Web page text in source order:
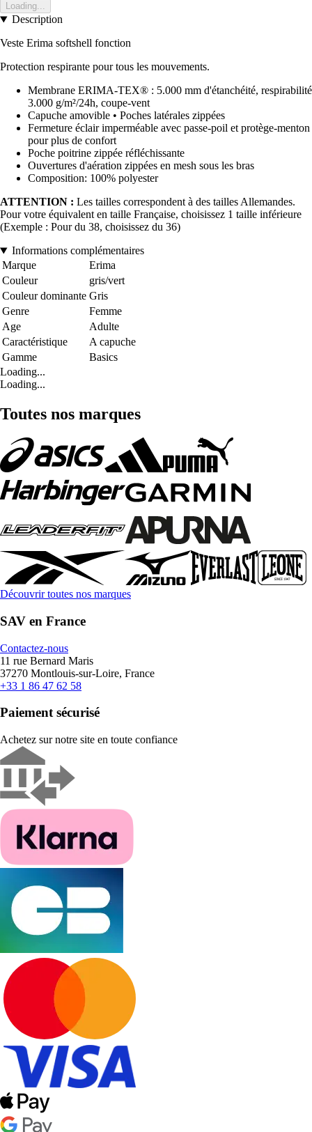
Loading...
Description
Veste Erima softshell fonction
Protection respirante pour tous les mouvements.
Membrane ERIMA-TEX® : 5.000 mm d'étanchéité, respirabilité
3.000 g/m²/24h, coupe-vent
Capuche amovible • Poches latérales zippées
Fermeture éclair imperméable avec passe-poil et protège-menton
pour plus de confort
Poche poitrine zippée réfléchissante
Ouvertures d'aération zippées en mesh sous les bras
Composition: 100% polyester
ATTENTION : Les tailles correspondent à des tailles Allemandes.
Pour votre équivalent en taille Française, choisissez 1 taille inférieure
(Exemple : Pour du 38, choisissez du 36)
Informations complémentaires
Marque
Erima
Couleur
gris/vert
Couleur dominante Gris
Genre
Femme
Age
Adulte
Caractéristique
A capuche
Gamme
Basics
Loading...
Loading...
Toutes nos marques
Découvrir toutes nos marques
SAV en France
Contactez-nous
11 rue Bernard Maris
37270 Montlouis-sur-Loire, France
+33 1 86 47 62 58
Paiement sécurisé
Achetez sur notre site en toute confiance